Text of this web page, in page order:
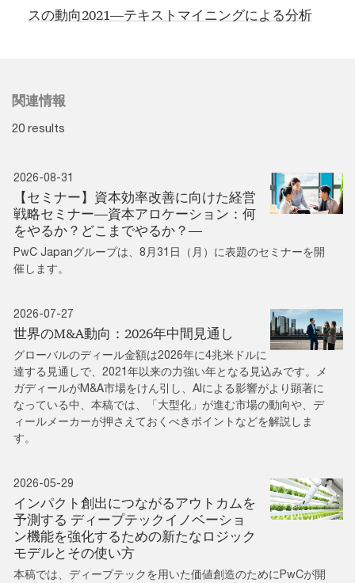
スの動向2021―テキストマイニングによる分析
関連情報
20 results
2026-08-31
【セミナー】資本効率改善に向けた経営
戦略セミナー―資本アロケーション：何
をやるか？どこまでやるか？―
PwC Japanグループは、8月31日（月）に表題のセミナーを開
催します。
2026-07-27
世界のM&A動向：2026年中間見通し
グローバルのディール金額は2026年に4兆米ドルに
達する見通しで、2021年以来の力強い年となる見込みです。メ
ガディールがM&A市場をけん引し、AIによる影響がより顕著に
なっている中、本稿では、「大型化」が進む市場の動向や、デ
ィールメーカーが押さえておくべきポイントなどを解説しま
す。
2026-05-29
インパクト創出につながるアウトカムを
予測する ディープテックイノベーショ
ン機能を強化するための新たなロジック
モデルとその使い方
本稿では、ディープテックを用いた価値創造のためにPwCが開